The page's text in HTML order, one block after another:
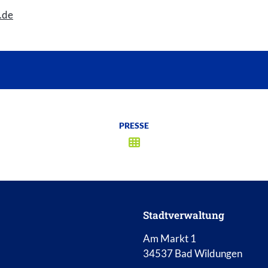
PRESSE
Stadtverwaltung
Am Markt 1
34537 Bad Wildungen